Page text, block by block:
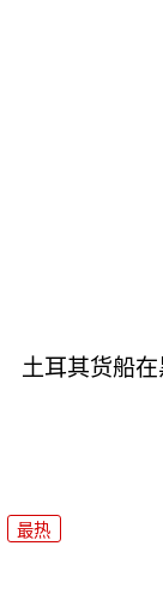
土耳其货船
最热